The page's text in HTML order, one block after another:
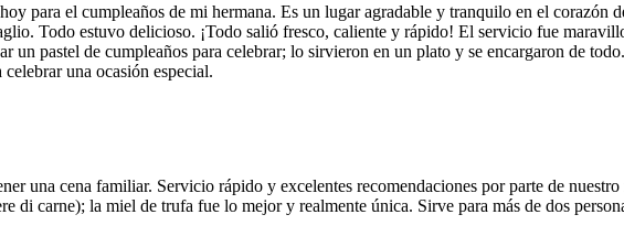
para el cumpleaños de mi hermana. Es un lugar agradable y tranquilo en el corazón
Todo estuvo delicioso. ¡Todo salió fresco, caliente y rápido! El servicio fue
un pastel de cumpleaños para celebrar; lo sirvieron en un plato y se encargaron de
una ocasión especial.
una cena familiar. Servicio rápido y excelentes recomendaciones por parte de
di carne); la miel de trufa fue lo mejor y realmente única. Sirve para más de dos